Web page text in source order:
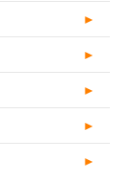
►
►
►
►
►